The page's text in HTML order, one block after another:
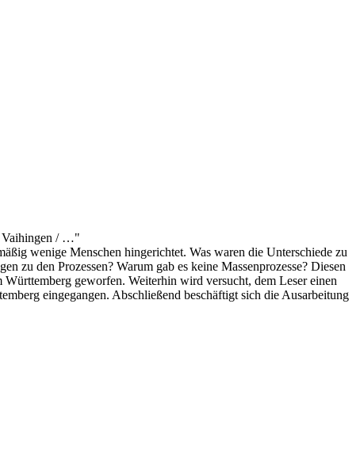
Vaihingen / …"
wenige Menschen hingerichtet. Was waren die Unterschiede zu
zu den Prozessen? Warum gab es keine Massenprozesse? Diesen
geworfen. Weiterhin wird versucht, dem Leser einen
eingegangen. Abschließend beschäftigt sich die Ausarbeitung